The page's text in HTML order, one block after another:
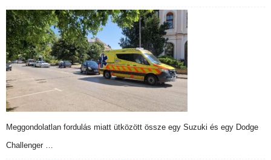
Meggondolatlan fordulás miatt ütközött össze egy Suzuki és egy Dodge
Challenger …